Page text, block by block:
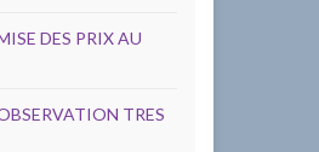
DES PRIX AU
TRES